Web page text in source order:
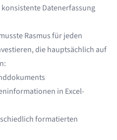
Datenerfassung
Rasmus für jeden
die hauptsächlich auf
in Excel-
formatierten